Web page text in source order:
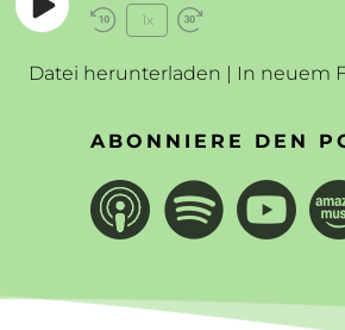
Play
EpisodeRewind
Seconds
1x
30
Datei herunterladen | In neuem
ABONNIERE DEN